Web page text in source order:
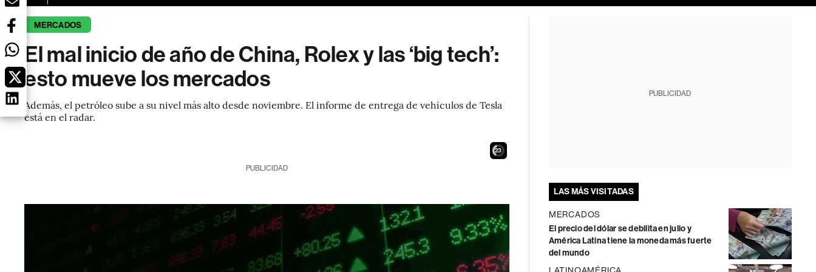
MERCADOS
El mal inicio de año de China, Rolex y las ‘big tech’:
esto mueve los mercados
Además, el petróleo sube a su nivel más alto desde noviembre. El informe de entrega de vehículos de Tesla
está en el radar.
21
PUBLICIDAD
PUBLICIDAD
LAS MÁS VISITADAS
MERCADOS
El precio del dólar se debilita en julio y
América Latina tiene la moneda más fuerte
del mundo